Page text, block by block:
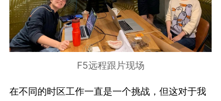
F5远程跟片现场
在不同的时区工作一直是一个挑战，但这对于我